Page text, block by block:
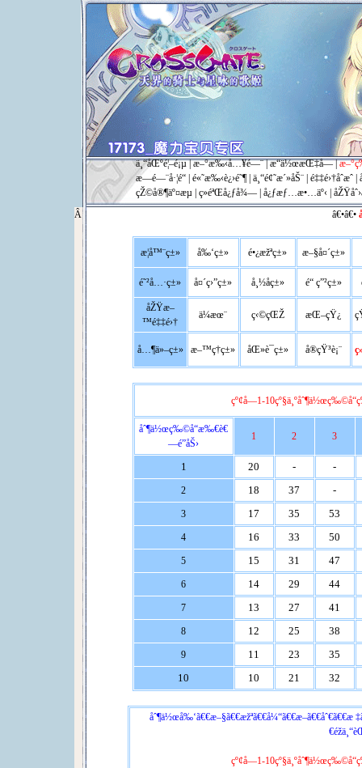
ä¸“åŒºé¦–é¡µ|æ–°æ‰‹å…¥é—¨|æ“ä½œæŒ‡å—|
æ—é—¨å·¦é“ |é«˜æ‰‹è¿›é˜¶|ä¸“é¢˜æ´»åŠ¨ |é‡‡é›†åˆæˆ |
çŽ©å®¶äº¤æµ |ç»éªŒå¿ƒå¾— |å¿ƒæƒ…æ•…äº‹ |
Â
â€•â€•
æ­¦å™¨ç±» å‰‘ç±» é•¿æžªç±» æ–§å¤´ç±»
é˜²å…·ç±» å¤´ç›”ç±» å¸½å­ç±» é“ ç”²ç±»
åŽŸæ–
™é‡‡é›†
ä¼æœ¨ ç‹©çŒŽ æŒ–çŸ¿
å…¶ä»–ç±» æ–™ç†ç±» åŒ»è¯ç±» å®çŸ³è¡¨
çº¢å­—1-
åˆ¶ä½œç‰©å“æ‰€è€
—é­”åŠ›
1 2 3
1 20 - -
2 18 37 -
3 17 35 53
4 16 33 50
5 15 31 47
6 14 29 44
7 13 27 41
8 12 25 38
9 11 23
35
10
10 21 32
åˆ¶ä½œå‰‘ã€€æ–§ã€€æžªã€€å¼“ã€€æ–ã€€åˆ€ã€€æ
çº¢å­—1-